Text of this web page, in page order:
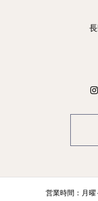
営業時間：月